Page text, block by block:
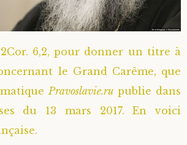
(Troïtski)
Kronstadt
de Tchernigov
(Majouga)
Adrien (Kirsanov)
Alipi (Voronov)
Andronique (Loukach)
Athénogène (Agapov)
6,2, pour donner un titre à
le Grand Carême, que
Pravoslavie.ru publie dans
du 13 mars 2017. En voici